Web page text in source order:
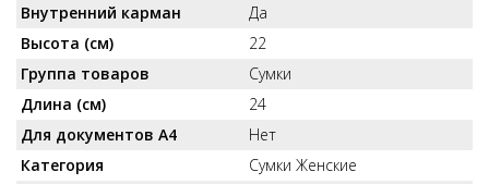
Внутренний карман
Да
Высота (см)
22
Группа товаров
Сумки
Длина (см)
24
Для документов А4
Нет
Категория
Сумки Женские